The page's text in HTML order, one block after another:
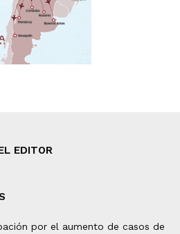
EDITOR
por el aumento de casos de